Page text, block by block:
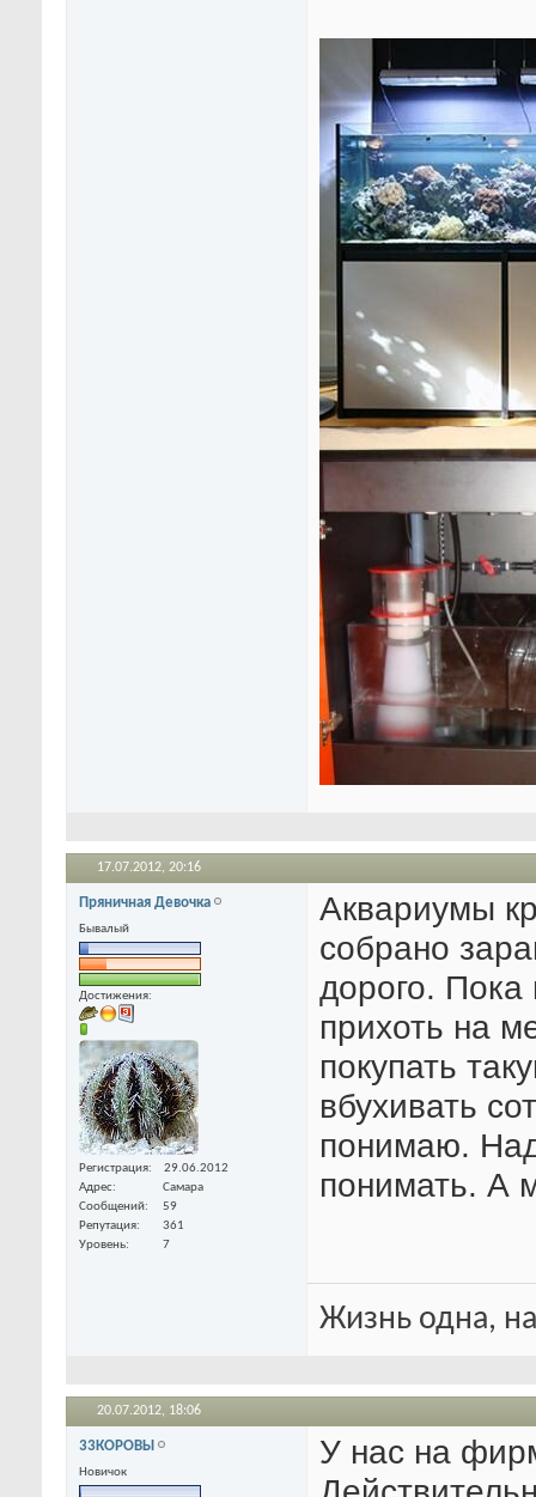
17.07.2012, 20:16
Пряничная Девочка
Бывалый
Достижения:
Регистрация
29.06.2012
Адрес
Самара
Сообщений
59
Репутация
361
Уровень
7
Аквариумы
собрано
дорого. Пока
прихоть на
покупать
вбухивать
понимаю.
понимать. А
Жизнь одна,
20.07.2012, 18:06
33КОРОВЫ
Новичок
У нас на